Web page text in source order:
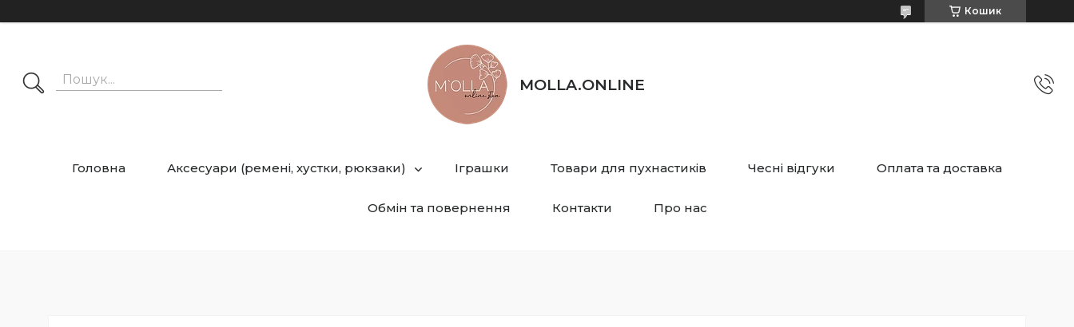
Кошик
MOLLA.ONLINE
Головна Аксесуари (ремені, хустки, рюкзаки) Іграшки Товари для пухнастиків Чесні відгуки Оплата та доставка
Обмін та повернення Контакти Про нас